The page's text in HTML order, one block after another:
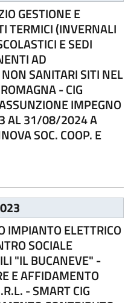
GESTIONE E
TERMICI (INVERNALI
E SEDI
AD
SANITARI SITI NEL
- CIG
IMPEGNO
AL 31/08/2024 A
SOC. COOP. E
IMPIANTO ELETTRICO
SOCIALE
"IL BUCANEVE" -
E AFFIDAMENTO
- SMART CIG